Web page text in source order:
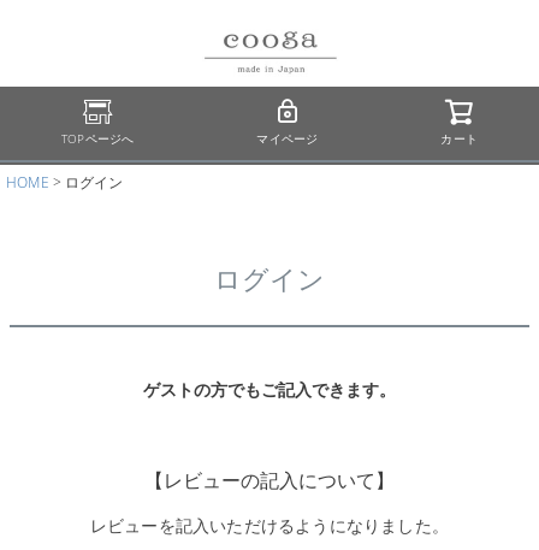
TOPページへ マイページ カート
HOME ログイン
ログイン
ゲストの方でもご記入できます。
【レビューの記入について】
レビューを記入いただけるようになりました。